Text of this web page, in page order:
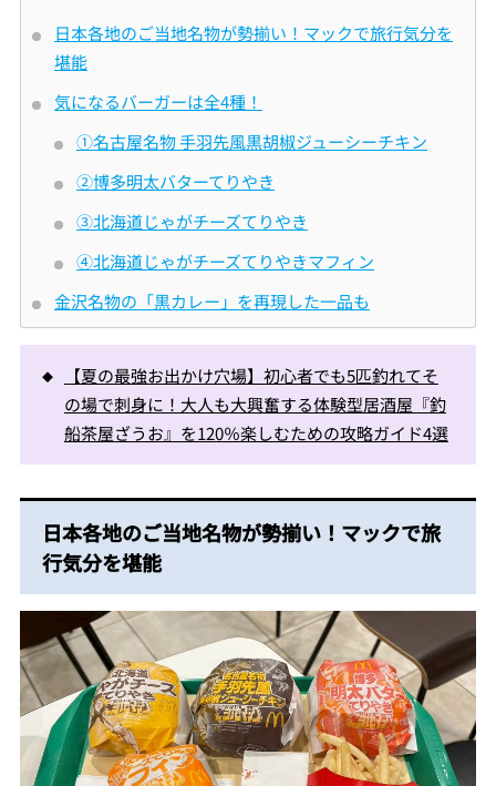
日本各地のご当地名物が勢揃い！マックで旅行気分を
堪能
気になるバーガーは全4種！
①名古屋名物 手羽先風黒胡椒ジューシーチキン
②博多明太バターてりやき
③北海道じゃがチーズてりやき
④北海道じゃがチーズてりやきマフィン
金沢名物の「黒カレー」を再現した一品も
【夏の最強お出かけ穴場】初心者でも5匹釣れてそ
の場で刺身に！大人も大興奮する体験型居酒屋『釣
船茶屋ざうお』を120％楽しむための攻略ガイド4選
日本各地のご当地名物が勢揃い！マックで旅
行気分を堪能